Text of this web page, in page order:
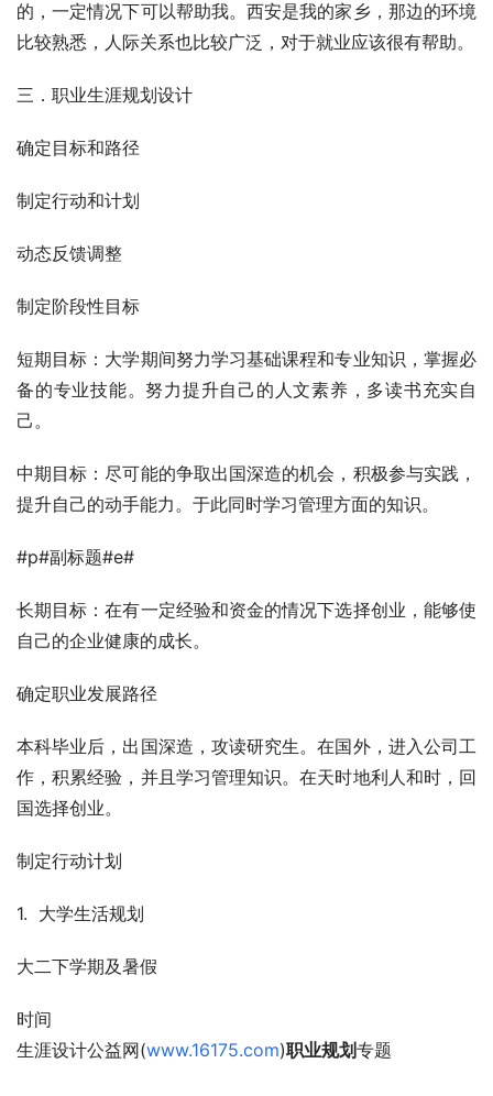
的，一定情况下可以帮助我。西安是我的家乡，那边的环境
比较熟悉，人际关系也比较广泛，对于就业应该很有帮助。
三．职业生涯规划设计
确定目标和路径
制定行动和计划
动态反馈调整
制定阶段性目标
短期目标：大学期间努力学习基础课程和专业知识，掌握必
备的专业技能。努力提升自己的人文素养，多读书充实自
己。
中期目标：尽可能的争取出国深造的机会，积极参与实践，
提升自己的动手能力。于此同时学习管理方面的知识。
#p#副标题#e#
长期目标：在有一定经验和资金的情况下选择创业，能够使
自己的企业健康的成长。
确定职业发展路径
本科毕业后，出国深造，攻读研究生。在国外，进入公司工
作，积累经验，并且学习管理知识。在天时地利人和时，回
国选择创业。
制定行动计划
1.  大学生活规划
大二下学期及暑假
时间
生涯设计公益网(www.16175.com)职业规划专题